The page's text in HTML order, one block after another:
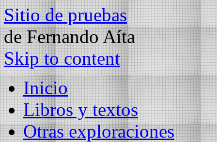
Sitio de pruebas
de Fernando Aíta
Skip to content
Inicio
Libros y textos
Otras exploraciones